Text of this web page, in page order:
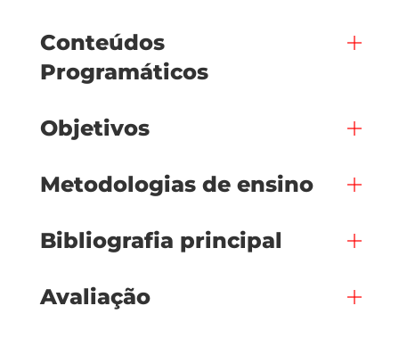
Conteúdos
Programáticos
Objetivos
Metodologias de ensino
Bibliografia principal
Avaliação